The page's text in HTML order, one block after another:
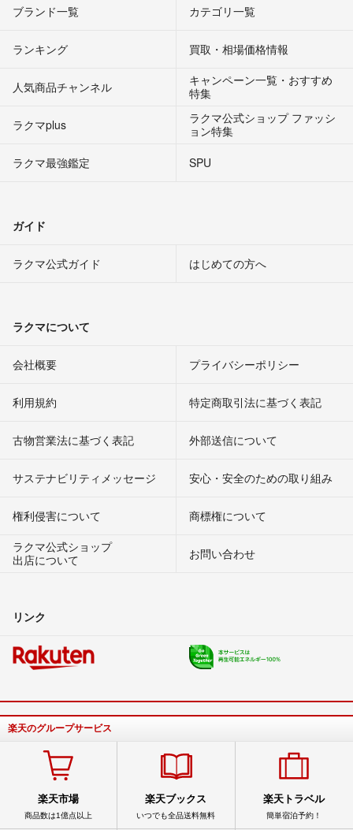
ブランド一覧 カテゴリ一覧
ランキング 買取・相場価格情報
人気商品チャンネル
キャンペーン一覧・おすすめ
特集
ラクマplus
ラクマ公式ショップ ファッシ
ョン特集
ラクマ最強鑑定
SPU
ガイド
ラクマ公式ガイド はじめての方へ
ラクマについて
会社概要 プライバシーポリシー
利用規約 特定商取引法に基づく表記
古物営業法に基づく表記 外部送信について
サステナビリティメッセージ 安心・安全のための取り組み
権利侵害について
商標権について
ラクマ公式ショップ
出店について
お問い合わせ
リンク
楽天のグループサービス
楽天市場
商品数は1億点以上
楽天ブックス
いつでも全品送料無料
楽天トラベル
簡単宿泊予約！